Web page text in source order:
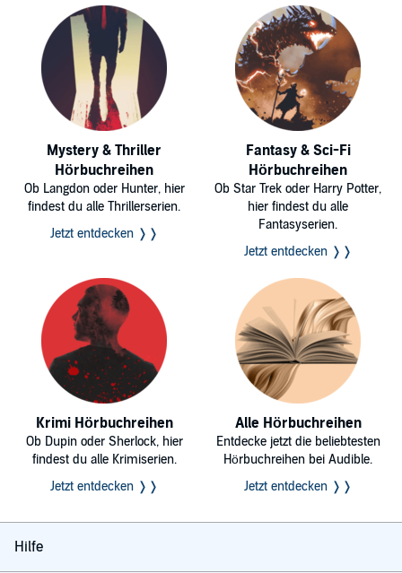
Mystery & Thriller
Hörbuchreihen
Ob Langdon oder Hunter, hier
findest du alle Thrillerserien.
Jetzt entdecken ❭❭
Fantasy & Sci-Fi
Hörbuchreihen
Ob Star Trek oder Harry Potter,
hier findest du alle
Fantasyserien.
Jetzt entdecken ❭❭
Krimi Hörbuchreihen
Ob Dupin oder Sherlock, hier
findest du alle Krimiserien.
Jetzt entdecken ❭❭
Alle Hörbuchreihen
Entdecke jetzt die beliebtesten
Hörbuchreihen bei Audible.
Jetzt entdecken ❭❭
Hilfe